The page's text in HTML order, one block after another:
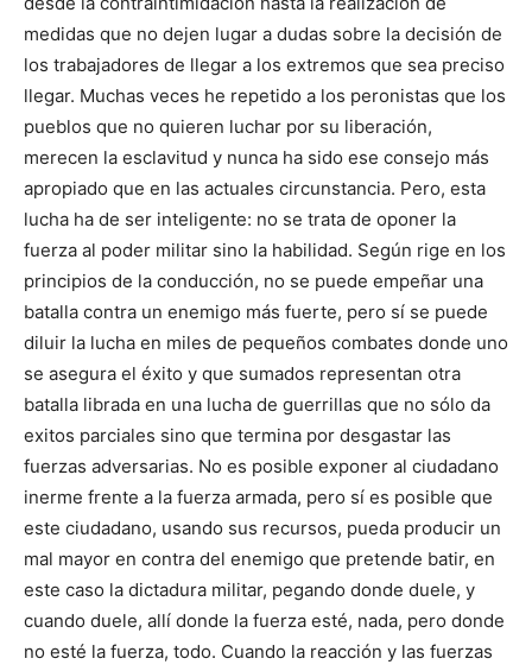
medidas que no dejen lugar a dudas sobre la decisión de
los trabajadores de llegar a los extremos que sea preciso
llegar. Muchas veces he repetido a los peronistas que los
pueblos que no quieren luchar por su liberación,
merecen la esclavitud y nunca ha sido ese consejo más
apropiado que en las actuales circunstancia. Pero, esta
lucha ha de ser inteligente: no se trata de oponer la
fuerza al poder militar sino la habilidad. Según rige en los
principios de la conducción, no se puede empeñar una
batalla contra un enemigo más fuerte, pero sí se puede
diluir la lucha en miles de pequeños combates donde uno
se asegura el éxito y que sumados representan otra
batalla librada en una lucha de guerrillas que no sólo da
exitos parciales sino que termina por desgastar las
fuerzas adversarias. No es posible exponer al ciudadano
inerme frente a la fuerza armada, pero sí es posible que
este ciudadano, usando sus recursos, pueda producir un
mal mayor en contra del enemigo que pretende batir, en
este caso la dictadura militar, pegando donde duele, y
cuando duele, allí donde la fuerza esté, nada, pero donde
no esté la fuerza, todo. Cuando la reacción y las fuerzas